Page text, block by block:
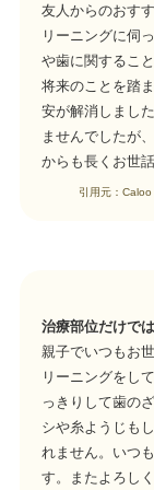
友人からのおす
リーニングに伺
や歯に関するこ
将来のことを踏
安が解消しまし
ませんでしたが
からも長くお世
引用元：
治療部位だけで
親子でいつもお
リーニングをし
っきりして歯の
シや糸ようじも
れません。いつ
す。またよろし